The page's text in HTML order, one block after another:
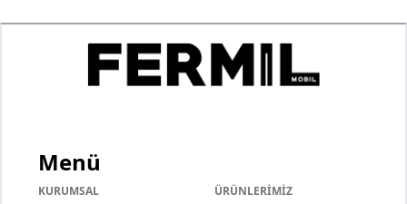
Menü
KURUMSAL
ÜRÜNLERİMİZ